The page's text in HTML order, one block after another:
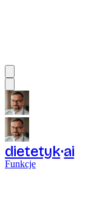
dietetyk ai
Funkcje